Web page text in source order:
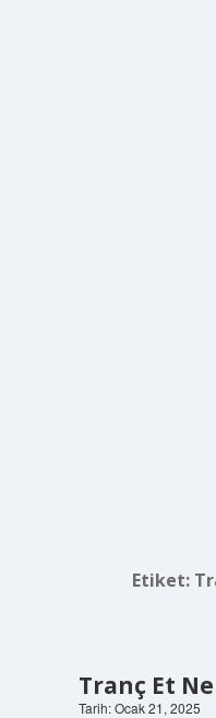
Etiket:
Tranç Et
Tarih: Ocak 21, 2025